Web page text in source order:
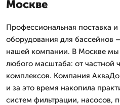
Москве
Профессиональная поставка
оборудования для бассейнов
нашей компании. В Москве мы
любого масштаба: от частной
комплексов. Компания
и за это время накопила
систем фильтрации, насосов,